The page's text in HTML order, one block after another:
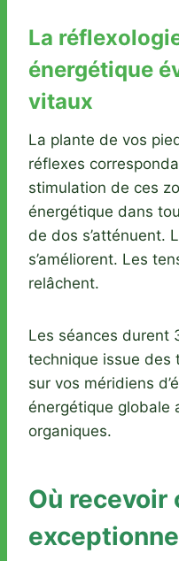
La
énergétique
vitaux
La plante de vos
réflexes
stimulation de ces
énergétique dans
de dos s’atténuent.
s’améliorent. Les
relâchent.
Les séances durent
technique issue des
sur vos méridiens
énergétique globale
organiques.
Où recevoir